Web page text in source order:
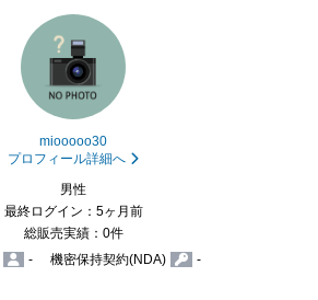
miooooo30
プロフィール詳細へ
男性
最終ログイン：5ヶ月前
総販売実績：0件
- 機密保持契約(NDA) -